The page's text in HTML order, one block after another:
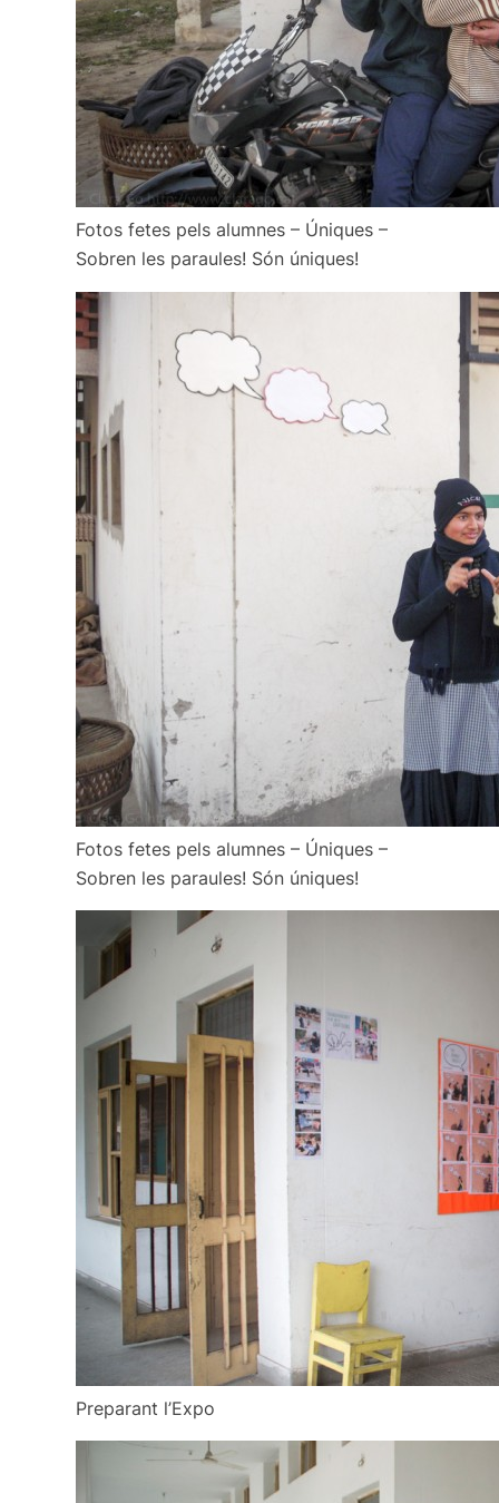
Fotos fetes pels alumnes – Úniques –
Sobren les paraules! Són úniques!
Fotos fetes pels alumnes – Úniques –
Sobren les paraules! Són úniques!
Preparant l’Expo